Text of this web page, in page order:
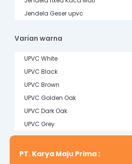
Jendela Geser upvc
Varian warna
UPVC White
UPVC Black
UPVC Brown
UPVC Golden Oak
UPVC Dark Oak
UPVC Grey
PT. Karya Maju Prima :